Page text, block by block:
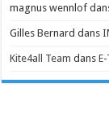
magnus wennlof
Gilles Bernard dans
Kite4all Team dans